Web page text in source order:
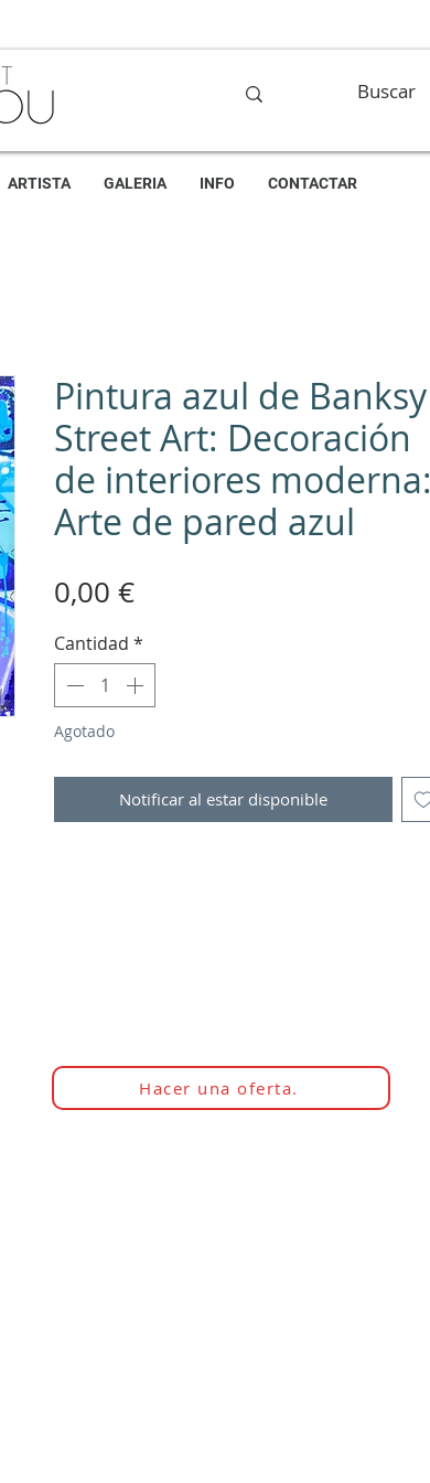
ARTISTA GALERIA INFO CONTACTAR
Pintura azul de Banksy
Street Art: Decoración
de interiores moderna:
Arte de pared azul
0,00 €Precio
Cantidad *
Agotado
Notificar al estar disponible
Hacer una oferta.